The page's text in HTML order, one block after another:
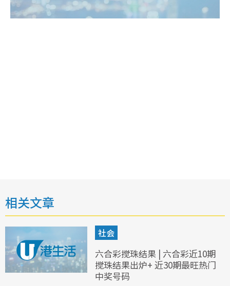
相关文章
社会
六合彩搅珠结果 | 六合彩近10期
搅珠结果出炉+ 近30期最旺热门
中奖号码